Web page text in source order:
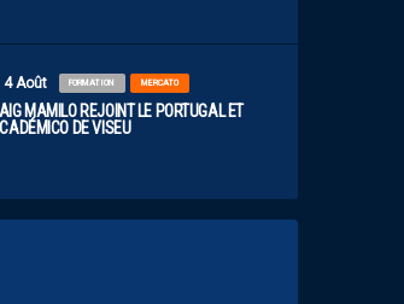
4 Août FORMATION MERCATO
MAMILO REJOINT LE PORTUGAL ET
DE VISEU